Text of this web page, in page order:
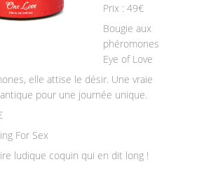
Prix : 49€
Bougie aux
phéromones
Eye of Love
elle attise le désir. Une vraie
pour une journée unique.
For Sex
ludique coquin qui en dit long !